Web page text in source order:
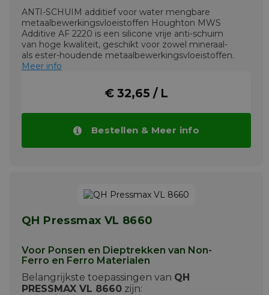
ANTI-SCHUIM additief voor water mengbare
metaalbewerkingsvloeistoffen Houghton MWS
Additive AF 2220 is een silicone vrije anti-schuim
van hoge kwaliteit, geschikt voor zowel mineraal-
als ester-houdende metaalbewerkingsvloeistoffen.
Meer info
€ 32,65 / L
Bestellen & Meer info
QH Pressmax VL 8660
Voor Ponsen en Dieptrekken van Non-
Ferro en Ferro Materialen
Belangrijkste toepassingen van QH
PRESSMAX VL 8660 zijn: